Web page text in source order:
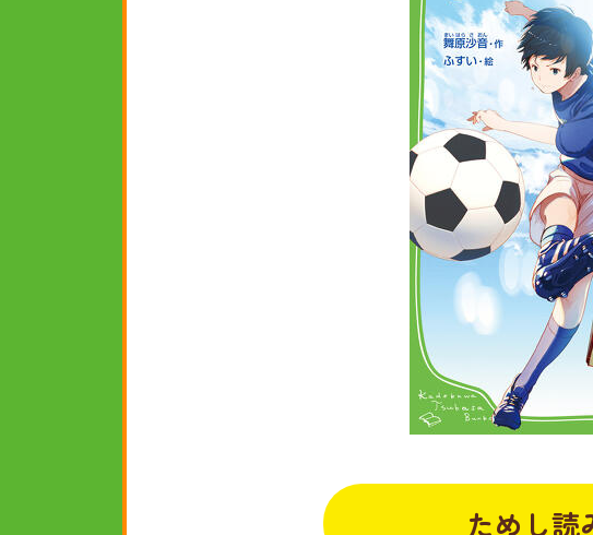
ためし読